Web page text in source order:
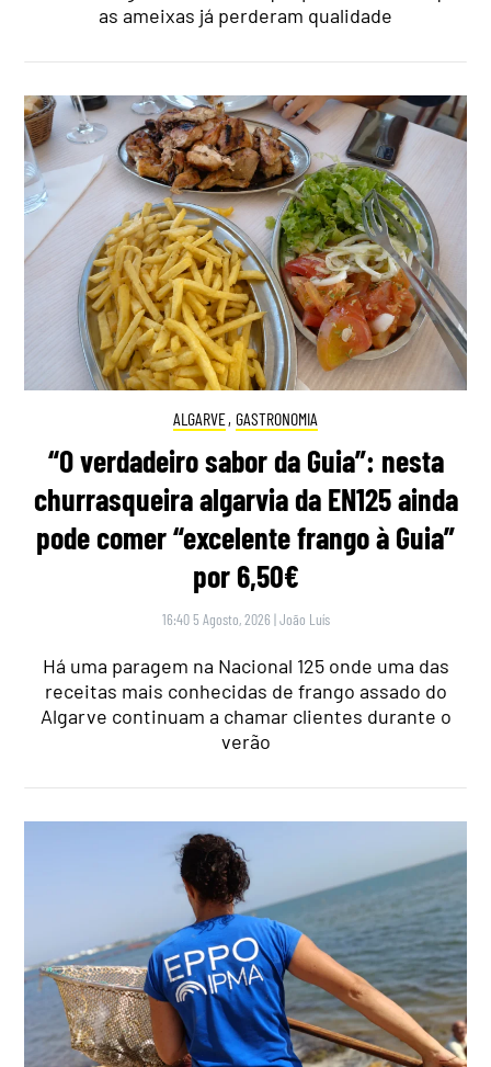
as ameixas já perderam qualidade
ALGARVE, GASTRONOMIA
“O verdadeiro sabor da Guia”: nesta
churrasqueira algarvia da EN125 ainda
pode comer “excelente frango à Guia”
por 6,50€
16:40 5 Agosto, 2026 |João Luís
Há uma paragem na Nacional 125 onde uma das
receitas mais conhecidas de frango assado do
Algarve continuam a chamar clientes durante o
verão